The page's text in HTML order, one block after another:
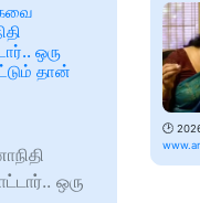
ஒரு
தான்
ஒரு
🕑